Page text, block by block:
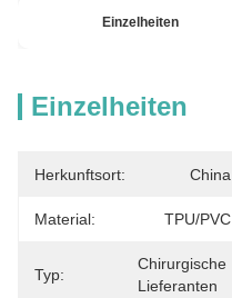
Einzelheiten
Einzelheiten
Herkunftsort: China
Material: TPU/PVC
Typ:
Chirurgische
Lieferanten